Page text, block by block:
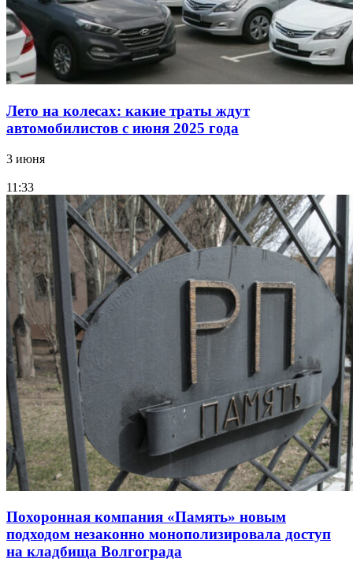
Лето на колесах: какие траты ждут
автомобилистов с июня 2025 года
3 июня
11:33
Похоронная компания «Память» новым
подходом незаконно монополизировала доступ
на кладбища Волгограда